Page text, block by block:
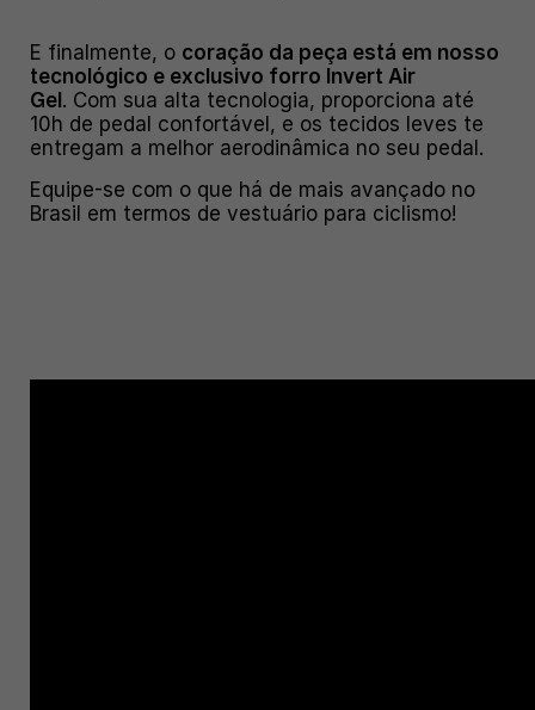
E finalmente, o coração da peça está em nosso
tecnológico e exclusivo forro Invert Air
Gel. Com sua alta tecnologia, proporciona até
10h de pedal confortável, e os tecidos leves te
entregam a melhor aerodinâmica no seu pedal.
Equipe-se com o que há de mais avançado no
Brasil em termos de vestuário para ciclismo!